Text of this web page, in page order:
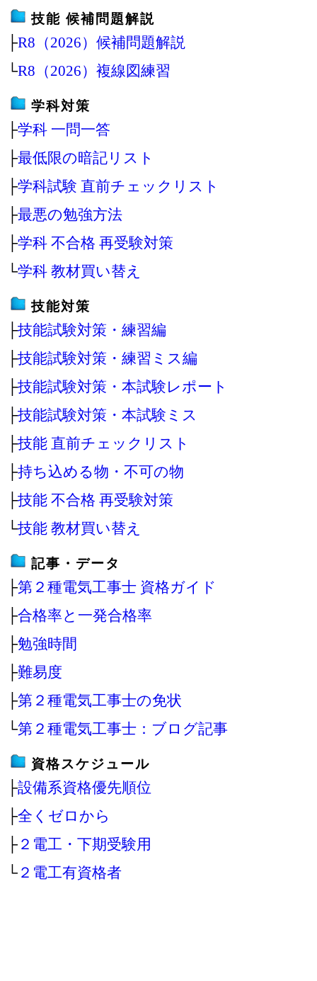
技能 候補問題解説
├R8（2026）候補問題解説
└R8（2026）複線図練習
学科対策
├学科 一問一答
├最低限の暗記リスト
├学科試験 直前チェックリスト
├最悪の勉強方法
├学科 不合格 再受験対策
└学科 教材買い替え
技能対策
├技能試験対策・練習編
├技能試験対策・練習ミス編
├技能試験対策・本試験レポート
├技能試験対策・本試験ミス
├技能 直前チェックリスト
├持ち込める物・不可の物
├技能 不合格 再受験対策
└技能 教材買い替え
記事・データ
├第２種電気工事士 資格ガイド
├合格率と一発合格率
├勉強時間
├難易度
├第２種電気工事士の免状
└第２種電気工事士：ブログ記事
資格スケジュール
├設備系資格優先順位
├全くゼロから
├ ２電工・下期受験用
└ ２電工有資格者